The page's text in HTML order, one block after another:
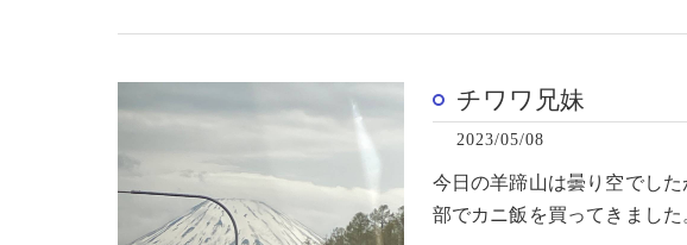
チワワ兄妹
2023/05/08
今日の羊蹄山は曇り空でし
部でカニ飯を買ってきました